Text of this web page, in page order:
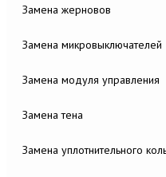
Замена жерновов
Замена микровыключателей
Замена модуля управления
Замена тена
Замена уплотнительного